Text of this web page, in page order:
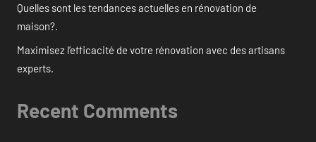
Quelles sont les tendances actuelles en rénovation de
maison?.
Maximisez l’efficacité de votre rénovation avec des artisans
experts.
Recent Comments